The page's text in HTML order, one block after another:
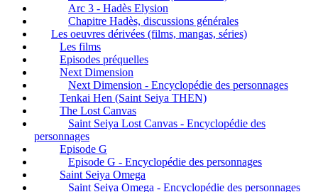
Arc 3 - Hadès Elysion
Chapitre Hadès, discussions générales
Les oeuvres dérivées (films, mangas, séries)
Les films
Episodes préquelles
Next Dimension
Next Dimension - Encyclopédie des personnages
Tenkai Hen (Saint Seiya THEN)
The Lost Canvas
Saint Seiya Lost Canvas - Encyclopédie des
personnages
Episode G
Episode G - Encyclopédie des personnages
Saint Seiya Omega
Saint Seiya Omega - Encyclopédie des personnages